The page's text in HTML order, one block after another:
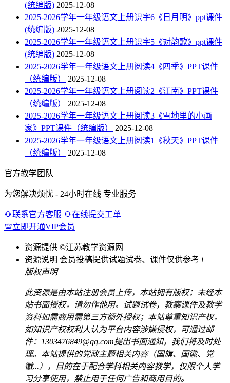
(统编版) 2025-12-08
2025-2026学年一年级语文上册识字6《日月明》ppt课件
(统编版) 2025-12-08
2025-2026学年一年级语文上册识字5《对韵歌》ppt课件
(统编版) 2025-12-08
2025-2026学年一年级语文上册阅读4《四季》PPT课件
（统编版）
2025-12-08
2025-2026学年一年级语文上册阅读2《江南》PPT课件
（统编版）
2025-12-08
2025-2026学年一年级语文上册阅读3《雪地里的小画
家》PPT课件（统编版）
2025-12-08
2025-2026学年一年级语文上册阅读1《秋天》PPT课件
（统编版）
2025-12-08
官方教学团队
为您解决烦忧 - 24小时在线 专业服务
联系官方客服
在线提交工单
立即开通VIP会员
资源提供 ©江苏教学资源网
资源说明 会员投稿提供试题试卷、课件仅供参考 i
版权声明
此资源是由本站注册会员上传，本站拥有版权；未经本
站书面授权，请勿作他用。试题试卷，教案课件及教学
资料如需商用需第三方额外授权；本站尊重知识产权，
如知识产权权利人认为平台内容涉嫌侵权，可通过邮
件：1303476849@qq.com提出书面通知，我们将及时处
理。本站提供的党政主题相关内容（国旗、国徽、党
徽...），目的在于配合学科相关内容教学，仅限个人学
习分享使用，禁止用于任何广告和商用目的。